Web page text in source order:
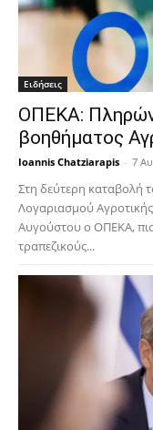
Ειδήσεις
ΟΠΕΚΑ:
βοηθήματος
Ioannis Chatziarapis - 7
Στη δεύτερη καταβολή
Λογαριασμού
Αυγούστου ο ΟΠΕΚΑ,
τραπεζικούς...